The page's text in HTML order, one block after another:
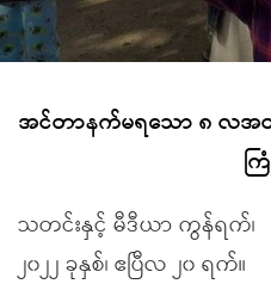
အင်တာနက်မရသော ၈ လအတွ
က
သတင်းနှင့် မီဒီယာ ကွန်ရက်၊
၂၀၂၂ ခုနှစ်၊ ဧပြီလ ၂၀ ရက်။